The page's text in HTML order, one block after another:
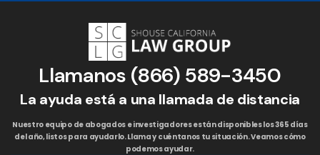
Llamanos (866) 589-3450
La ayuda está a una llamada de distancia
Nuestro equipo de abogados e investigadores están disponibles los 365 días
del año, listos para ayudarlo. Llama y cuéntanos tu situación. Veamos cómo
podemos ayudar.